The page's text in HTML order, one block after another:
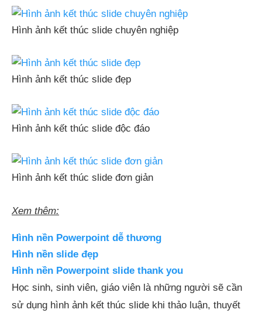
Hình ảnh kết thúc slide chuyên nghiệp
Hình ảnh kết thúc slide đẹp
Hình ảnh kết thúc slide độc đáo
Hình ảnh kết thúc slide đơn giản
Xem thêm:
Hình nền Powerpoint dễ thương
Hình nền slide đẹp
Hình nền Powerpoint slide thank you
Học sinh, sinh viên, giáo viên là những người sẽ cần
sử dụng hình ảnh kết thúc slide khi thảo luận, thuyết